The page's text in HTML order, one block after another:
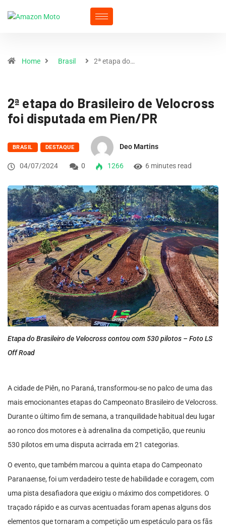
Home Brasil 2ª etapa do…
2ª etapa do Brasileiro de Velocross
foi disputada em Pien/PR
BRASIL DESTAQUE Deo Martins
04/07/2024 0 1266 6 minutes read
Etapa do Brasileiro de Velocross contou com 530 pilotos – Foto LS
Off Road
A cidade de Piên, no Paraná, transformou-se no palco de uma das
mais emocionantes etapas do Campeonato Brasileiro de Velocross.
Durante o último fim de semana, a tranquilidade habitual deu lugar
ao ronco dos motores e à adrenalina da competição, que reuniu
530 pilotos em uma disputa acirrada em 21 categorias.
O evento, que também marcou a quinta etapa do Campeonato
Paranaense, foi um verdadeiro teste de habilidade e coragem, com
uma pista desafiadora que exigiu o máximo dos competidores. O
traçado rápido e as curvas acentuadas foram apenas alguns dos
elementos que tornaram a competição um espetáculo para os fãs